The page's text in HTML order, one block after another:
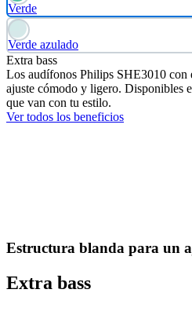
Verde
Verde azulado
Extra bass
Los audífonos Philips SHE3010 con
ajuste cómodo y ligero. Disponibles
que van con tu estilo.
Ver todos los beneficios
Estructura blanda para un
Extra bass